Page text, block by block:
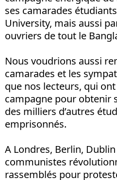
ses camarades
University, mais aussi
ouvriers de tout le
Nous voudrions aussi
camarades et les
que nos lecteurs, qui
campagne pour obtenir
des milliers d’autres
emprisonnés.
A Londres, Berlin,
communistes
rassemblés pour